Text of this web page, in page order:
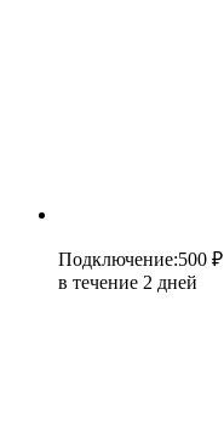
Подключение:500 ₽
в течение 2 дней